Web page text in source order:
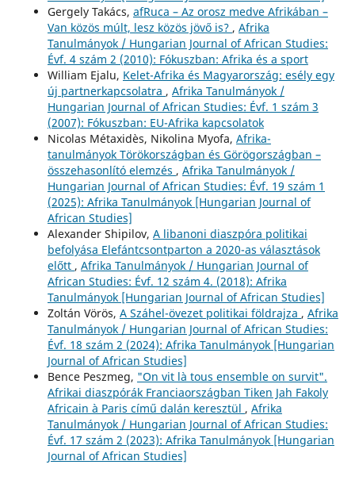
Gergely Takács, afRuca – Az orosz medve Afrikában –
Van közös múlt, lesz közös jövő is? , Afrika
Tanulmányok / Hungarian Journal of African Studies:
Évf. 4 szám 2 (2010): Fókuszban: Afrika és a sport
William Ejalu, Kelet-Afrika és Magyarország: esély egy
új partnerkapcsolatra , Afrika Tanulmányok /
Hungarian Journal of African Studies: Évf. 1 szám 3
(2007): Fókuszban: EU-Afrika kapcsolatok
Nicolas Métaxidès, Nikolina Myofa, Afrika-
tanulmányok Törökországban és Görögországban –
összehasonlító elemzés , Afrika Tanulmányok /
Hungarian Journal of African Studies: Évf. 19 szám 1
(2025): Afrika Tanulmányok [Hungarian Journal of
African Studies]
Alexander Shipilov, A libanoni diaszpóra politikai
befolyása Elefántcsontparton a 2020-as választások
előtt , Afrika Tanulmányok / Hungarian Journal of
African Studies: Évf. 12 szám 4. (2018): Afrika
Tanulmányok [Hungarian Journal of African Studies]
Zoltán Vörös, A Száhel-övezet politikai földrajza , Afrika
Tanulmányok / Hungarian Journal of African Studies:
Évf. 18 szám 2 (2024): Afrika Tanulmányok [Hungarian
Journal of African Studies]
Bence Peszmeg, "On vit là tous ensemble on survit".
Afrikai diaszpórák Franciaországban Tiken Jah Fakoly
Africain à Paris című dalán keresztül , Afrika
Tanulmányok / Hungarian Journal of African Studies:
Évf. 17 szám 2 (2023): Afrika Tanulmányok [Hungarian
Journal of African Studies]